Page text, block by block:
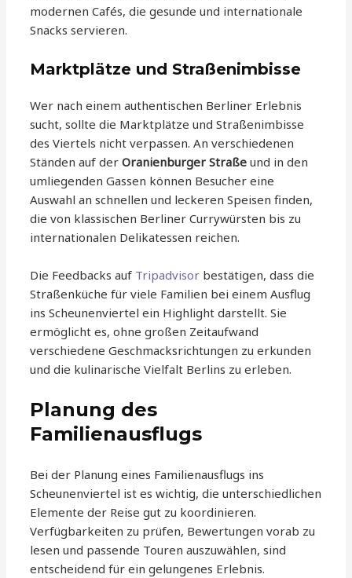
modernen Cafés, die gesunde und internationale
Snacks servieren.
Marktplätze und Straßenimbisse
Wer nach einem authentischen Berliner Erlebnis
sucht, sollte die Marktplätze und Straßenimbisse
des Viertels nicht verpassen. An verschiedenen
Ständen auf derOranienburger Straße und in den
umliegenden Gassen können Besucher eine
Auswahl an schnellen und leckeren Speisen finden,
die von klassischen Berliner Currywürsten bis zu
internationalen Delikatessen reichen.
Die Feedbacks auf Tripadvisor bestätigen, dass die
Straßenküche für viele Familien bei einem Ausflug
ins Scheunenviertel ein Highlight darstellt. Sie
ermöglicht es, ohne großen Zeitaufwand
verschiedene Geschmacksrichtungen zu erkunden
und die kulinarische Vielfalt Berlins zu erleben.
Planung des
Familienausflugs
Bei der Planung eines Familienausflugs ins
Scheunenviertel ist es wichtig, die unterschiedlichen
Elemente der Reise gut zu koordinieren.
Verfügbarkeiten zu prüfen, Bewertungen vorab zu
lesen und passende Touren auszuwählen, sind
entscheidend für ein gelungenes Erlebnis.